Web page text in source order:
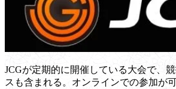
JCGが定期的に開催している大会で、
スも含まれる。オンラインでの参加が